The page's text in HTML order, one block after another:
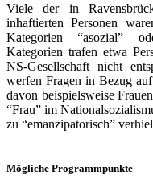
Viele der in
inhaftierten Personen
Kategorien “asozial”
Kategorien trafen etwa
NS-Gesellschaft nicht
werfen Fragen in Bezug
davon beispielsweise
“Frau” im
zu “emanzipatorisch”
Mögliche Programmpunkte